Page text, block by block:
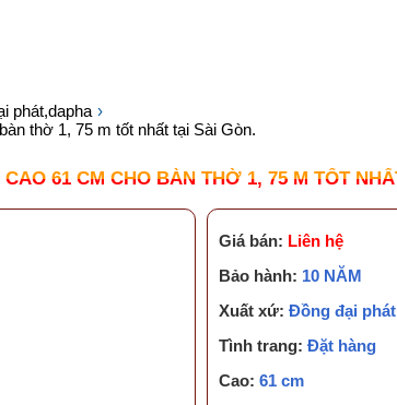
phát,dapha
thờ 1, 75 m tốt nhất tại Sài Gòn.
61 CM CHO BÀN THỜ 1, 75 M TỐT
Giá bán: Liên hệ
Bảo hành: 10 NĂM
Xuất xứ: Đồng đại phát
Tình trang: Đặt hàng
Cao: 61 cm